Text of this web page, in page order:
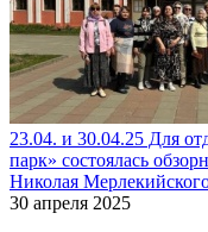
23.04. и 30.04.25 Для
парк» состоялась
Николая
30 апреля 2025